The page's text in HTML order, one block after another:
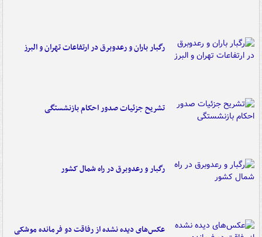
رگبار باران و رعدوبرق در ارتفاعات تهران و البرز
تشریح جزئیات صدور احکام بازنشستگی
رگبار و رعدوبرق در راه شمال کشور
عکس‌های دیده نشده از رفاقت دو فرمانده‌ موشکی